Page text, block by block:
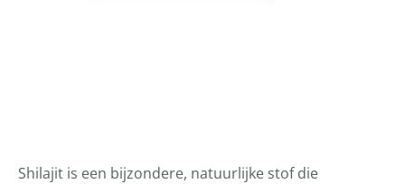
Shilajit is een bijzondere, natuurlijke stof die